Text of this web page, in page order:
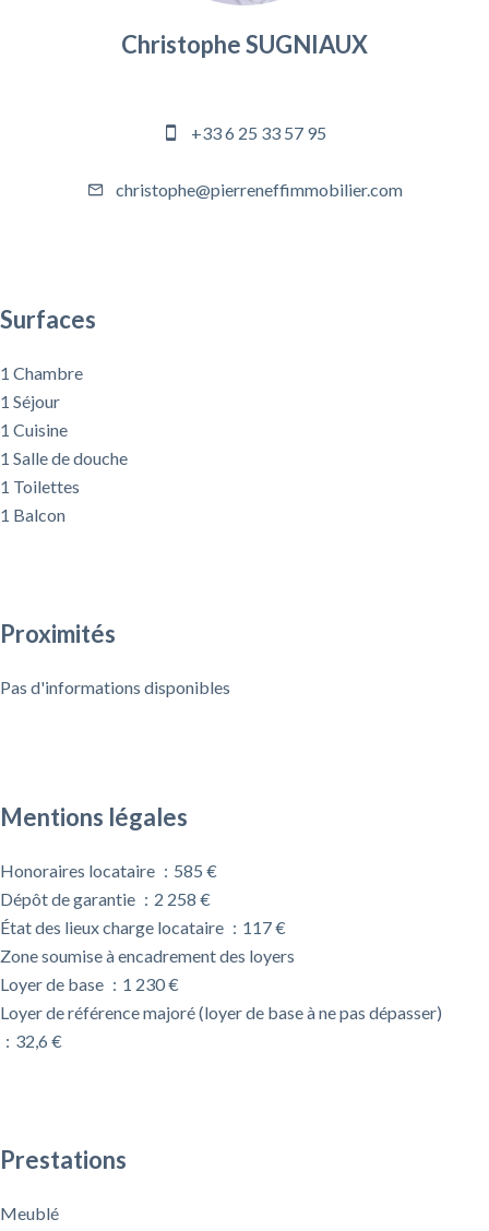
Christophe SUGNIAUX
+33 6 25 33 57 95
christophe@pierreneffimmobilier.com
Surfaces
1 Chambre
1 Séjour
1 Cuisine
1 Salle de douche
1 Toilettes
1 Balcon
Proximités
Pas d'informations disponibles
Mentions légales
Honoraires locataire
585 €
Dépôt de garantie
2 258 €
État des lieux charge locataire
117 €
Zone soumise à encadrement des loyers
Loyer de base
1 230 €
Loyer de référence majoré (loyer de base à ne pas dépasser)
32,6 €
Prestations
Meublé